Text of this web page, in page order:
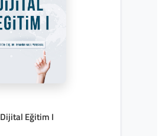
Dijital Eğitim I